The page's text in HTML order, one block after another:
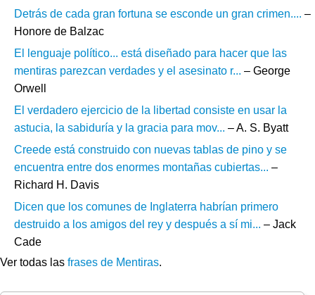
Detrás de cada gran fortuna se esconde un gran crimen.... –
Honore de Balzac
El lenguaje político... está diseñado para hacer que las
mentiras parezcan verdades y el asesinato r... – George
Orwell
El verdadero ejercicio de la libertad consiste en usar la
astucia, la sabiduría y la gracia para mov... – A. S. Byatt
Creede está construido con nuevas tablas de pino y se
encuentra entre dos enormes montañas cubiertas... –
Richard H. Davis
Dicen que los comunes de Inglaterra habrían primero
destruido a los amigos del rey y después a sí mi... – Jack
Cade
Ver todas las frases de Mentiras.